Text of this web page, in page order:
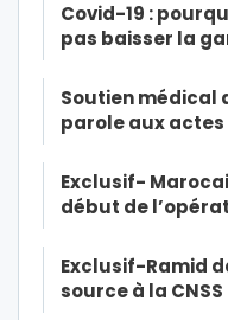
Covid-19 :
pas baisser la
Soutien médical
parole aux actes
Exclusif-
début de
Exclusif-Ramid
source à la